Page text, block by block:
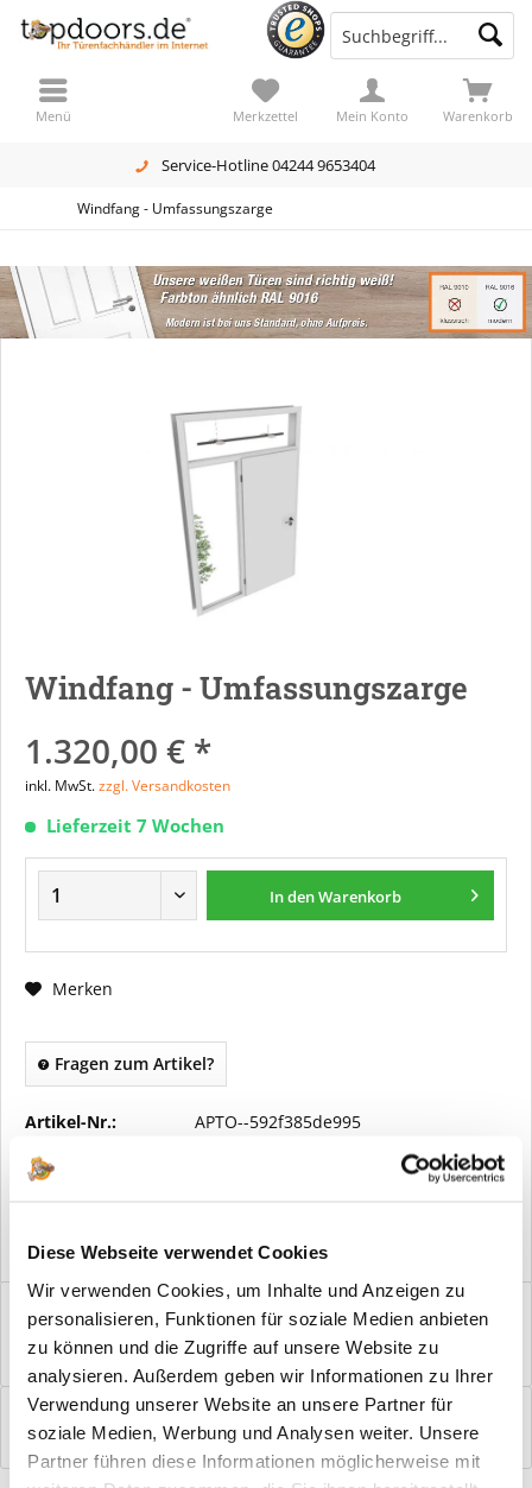
Diese Webseite verwendet Cookies
Wir verwenden Cookies, um Inhalte und Anzeigen zu
personalisieren, Funktionen für soziale Medien anbieten
zu können und die Zugriffe auf unsere Website zu
analysieren. Außerdem geben wir Informationen zu Ihrer
Verwendung unserer Website an unsere Partner für
soziale Medien, Werbung und Analysen weiter. Unsere
Partner führen diese Informationen möglicherweise mit
Service-Hotline 04244 9653404
Warenkorb
Merkzettel Mein Konto
Menü
Windfang - Umfassungszarge
Windfang - Umfassungszarge
1.320,00 € *
inkl. MwSt.zzgl. Versandkosten
Lieferzeit 7 Wochen
In denWarenkorb
Merken
Fragen zum Artikel?
Artikel-Nr.: APTO--592f385de995
Vorteile
Windfangelemente online am Bildschirm konfigurieren und
einbaufertig bestellen. In wenigen...
Bewertungen
0
Bewertungen lesen, schreiben und diskutieren...mehr